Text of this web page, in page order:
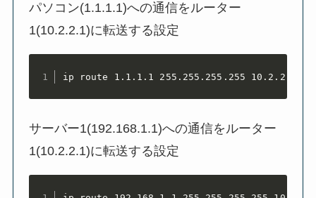
パソコン(1.1.1.1)への通信をルーター
1(10.2.2.1)に転送する設定
ip route 1.1.1.1 255.255.255.255 10.2.2.1
サーバー1(192.168.1.1)への通信をルーター
1(10.2.2.1)に転送する設定